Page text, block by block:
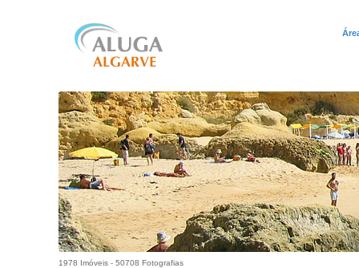
1978 Imóveis - 50708 Fotografias